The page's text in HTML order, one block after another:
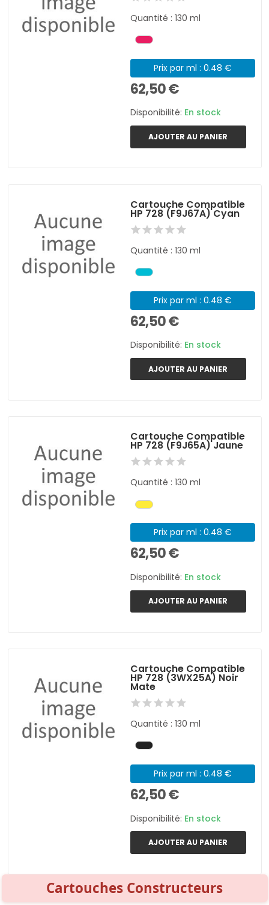
Quantité : 130 ml
Prix par ml : 0.48 €
62,50 €
Disponibilité: En stock
AJOUTER AU PANIER
Cartouche Compatible
HP 728 (F9J67A) Cyan
Quantité : 130 ml
Prix par ml : 0.48 €
62,50 €
Disponibilité: En stock
AJOUTER AU PANIER
Cartouche Compatible
HP 728 (F9J65A) Jaune
Quantité : 130 ml
Prix par ml : 0.48 €
62,50 €
Disponibilité: En stock
AJOUTER AU PANIER
Cartouche Compatible
HP 728 (3WX25A) Noir
Mate
Quantité : 130 ml
Prix par ml : 0.48 €
62,50 €
Disponibilité: En stock
AJOUTER AU PANIER
Cartouches Constructeurs